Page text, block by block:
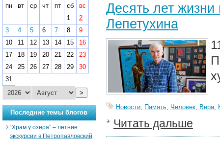
Десять лет
Лепетухина
Новости, Память, Человек, Вера,
Читать дальше
пн
вт ср чт пт сб
вс
1
2
3
4 5 6 7 8
9
10
11 12 13 14 15
16
17
18 19 20 21 22
23
24
25 26 27 28 29
30
31
>
Последние темы блогов
“Храм у озера” – летние
экскурсии в Петропавловский